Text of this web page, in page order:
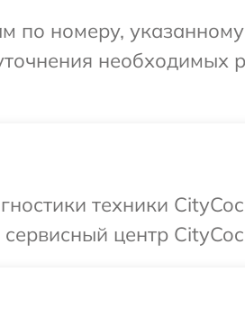
номеру,
необходимых
техники
центр